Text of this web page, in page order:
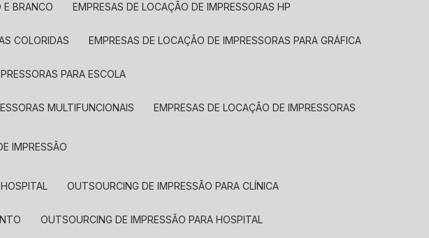
E BRANCO EMPRESAS DE LOCAÇÃO DE IMPRESSORAS HP
COLORIDAS EMPRESAS DE LOCAÇÃO DE IMPRESSORAS PARA GRÁFICA
PARA ESCOLA
MULTIFUNCIONAIS EMPRESAS DE LOCAÇÃO DE IMPRESSORAS
IMPRESSÃO
OUTSOURCING DE IMPRESSÃO PARA CLÍNICA
OUTSOURCING DE IMPRESSÃO PARA HOSPITAL